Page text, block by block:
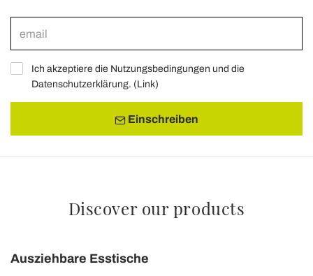
Ich akzeptiere die Nutzungsbedingungen und die
Datenschutzerklärung. (Link)
Einschreiben
Discover our products
Ausziehbare Esstische